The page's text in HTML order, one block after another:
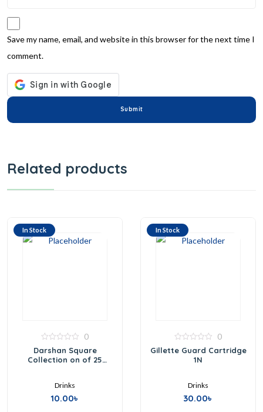
Save my name, email, and website in this browser for the next time I
comment.
Related products
In Stock
out
of
0
Darshan Square
Collection on of 25
Drinks
10.00৳
In Stock
out
0
Gillette Guard Cartridge
1N
Drinks
30.00৳